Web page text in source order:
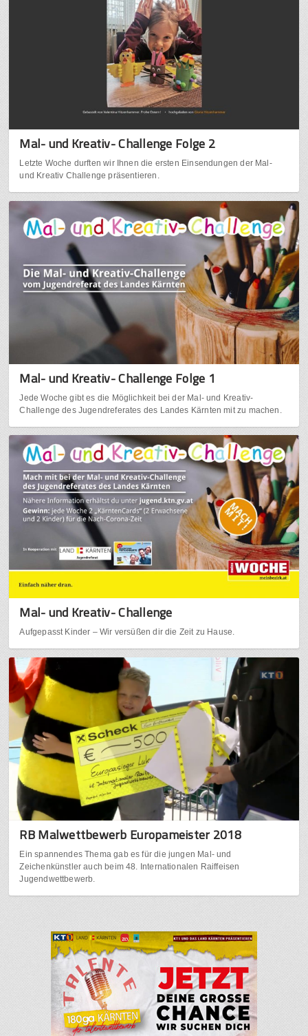
Mal- und Kreativ- Challenge Folge 2
Letzte Woche durften wir Ihnen die ersten Einsendungen der Mal-
und Kreativ Challenge präsentieren.
Mal- und Kreativ- Challenge Folge 1
Jede Woche gibt es die Möglichkeit bei der Mal- und Kreativ-
Challenge des Jugendreferates des Landes Kärnten mit zu machen.
Mal- und Kreativ- Challenge
Aufgepasst Kinder – Wir versüßen dir die Zeit zu Hause.
RB Malwettbewerb Europameister 2018
Ein spannendes Thema gab es für die jungen Mal- und
Zeichenkünstler auch beim 48. Internationalen Raiffeisen
Jugendwettbewerb.